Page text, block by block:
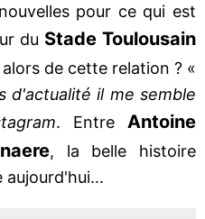
pour ce qui est
du Stade Toulousain
de cette relation ? «
d'actualité il me semble
. Entre Antoine
, la belle histoire